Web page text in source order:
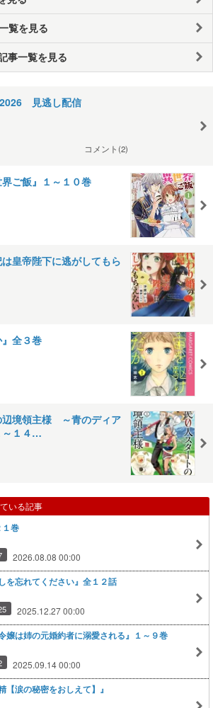
覧を見る
事一覧を見る
見逃し配信
コメント(2)
界ご飯』１～１０巻
は皇帝陛下に逃がしてもら
』全３巻
辺境領主様 ～青のディア
～１４…
いる記事
１巻
2026.08.08 00:00
を忘れてください』全１２話
2025.12.27 00:00
嬢は姉の元婚約者に溺愛される』１～９巻
2025.09.14 00:00
【涙の秘密をおしえて】』